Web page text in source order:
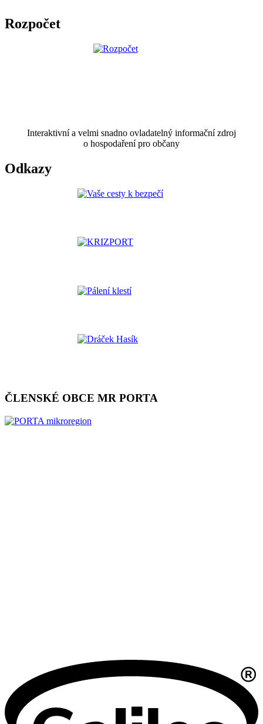
Rozpočet
Interaktivní a velmi snadno ovladatelný informační zdroj
o hospodaření pro občany
Odkazy
ČLENSKÉ OBCE MR PORTA